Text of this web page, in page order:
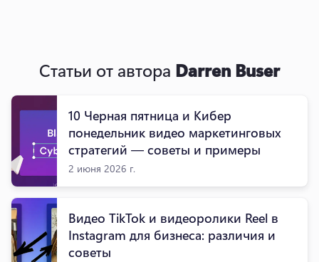
Статьи от автора Darren Buser
10 Черная пятница и Кибер
понедельник видео маркетинговых
стратегий — советы и примеры
2 июня 2026 г.
Видео TikTok и видеоролики Reel в
Instagram для бизнеса: различия и
советы